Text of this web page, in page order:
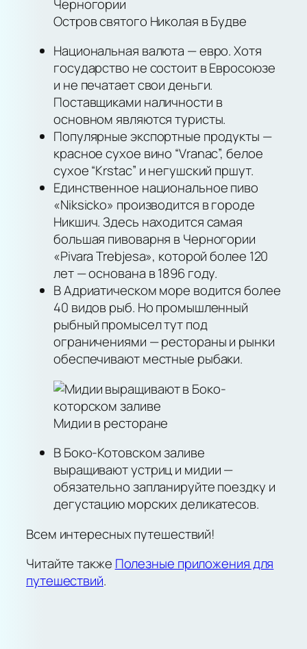
Остров святого Николая в Будве
Национальная валюта — евро. Хотя
государство не состоит в Евросоюзе
и не печатает свои деньги.
Поставщиками наличности в
основном являются туристы.
Популярные экспортные продукты —
красное сухое вино “Vranac”, белое
сухое “Krstac” и негушский пршут.
Единственное национальное пиво
«Niksicko» производится в городе
Никшич. Здесь находится самая
большая пивоварня в Черногории
«Pivara Trebjesa», которой более 120
лет — основана в 1896 году.
В Адриатическом море водится более
40 видов рыб. Но промышленный
рыбный промысел тут под
ограничениями — рестораны и рынки
обеспечивают местные рыбаки.
Мидии в ресторане
В Боко-Котовском заливе
выращивают устриц и мидии —
обязательно запланируйте поездку и
дегустацию морских деликатесов.
Всем интересных путешествий!
Читайте также Полезные приложения для
путешествий.